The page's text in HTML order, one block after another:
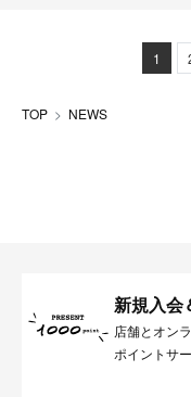
1
TOP NEWS
新規入会
店舗とオン
ポイントサ